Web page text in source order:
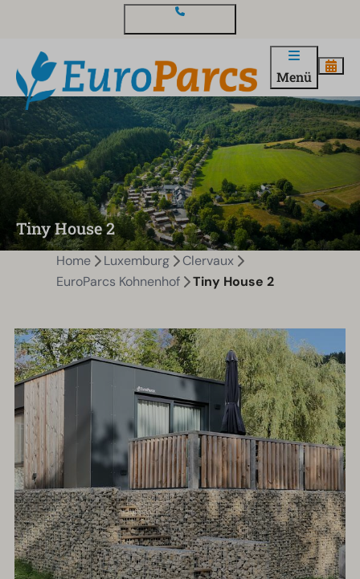
Menü
Tiny House 2
Home Luxemburg
Clervaux
EuroParcs Kohnenhof
Tiny House 2